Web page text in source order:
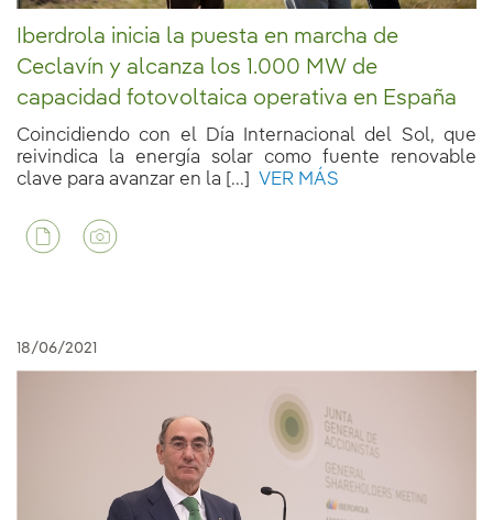
Iberdrola inicia la puesta en marcha de
Ceclavín y alcanza los 1.000 MW de
capacidad fotovoltaica operativa en España
Coincidiendo con el Día Internacional del Sol, que
reivindica la energía solar como fuente renovable
clave para avanzar en la [...]
VER MÁS
18/06/2021